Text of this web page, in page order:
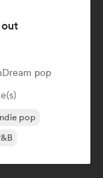
Dream pop
pop